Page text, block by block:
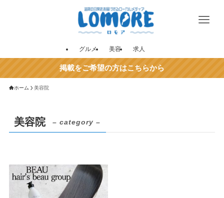
グルメ 美容 求人
掲載をご希望の方はこちらから
ホーム 美容院
美容院 – category –